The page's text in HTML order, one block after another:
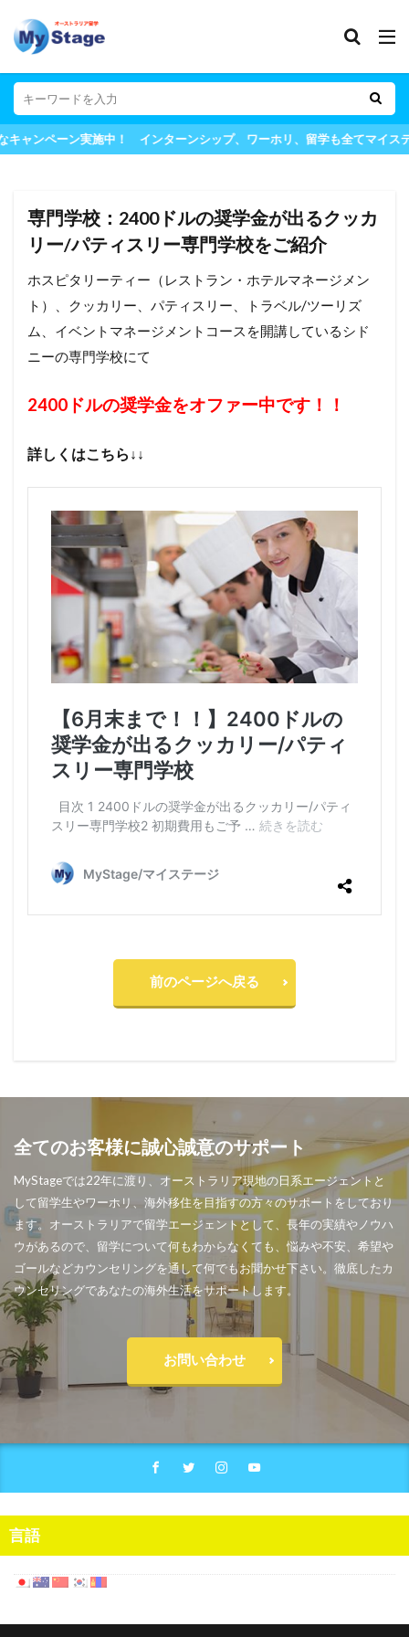
ペーン実施中！ インターンシップ、ワーホリ、留学も全てマイステー
専門学校：2400ドルの奨学金が出るクッカ
リー/パティスリー専門学校をご紹介
ホスピタリーティー（レストラン・ホテルマネージメン
ト）、クッカリー、パティスリー、トラベル/ツーリズ
ム、イベントマネージメントコースを開講しているシド
ニーの専門学校にて
2400ドルの奨学金をオファー中です！！
詳しくはこちら↓↓
前のページへ戻る
全てのお客様に誠心誠意のサポート
MyStageでは22年に渡り、オーストラリア現地の日系エージェントと
して留学生やワーホリ、海外移住を目指すの方々のサポートをしており
ます。オーストラリアで留学エージェントとして、長年の実績やノウハ
ウがあるので、留学について何もわからなくても、悩みや不安、希望や
ゴールなどカウンセリングを通して何でもお聞かせ下さい。徹底したカ
ウンセリングであなたの海外生活をサポートします。
お問い合わせ
言語